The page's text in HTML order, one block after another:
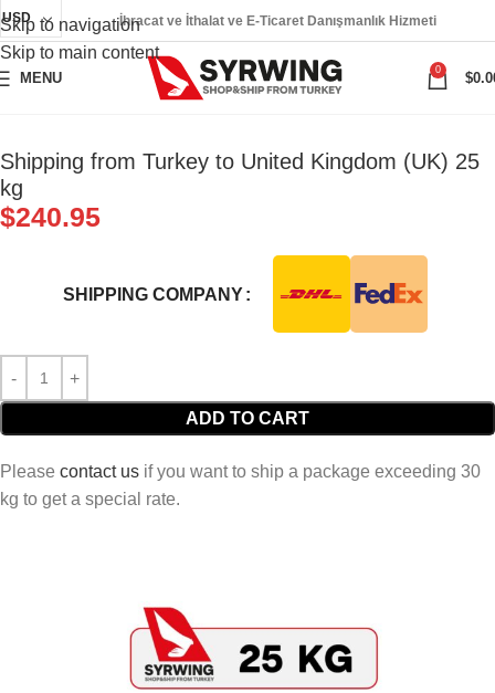
Skip to navigation
Skip to main content
USD İhracat ve İthalat ve E-Ticaret Danışmanlık Hizmeti
MENU
0
$
Shipping from Turkey to United Kingdom (UK) 25
kg
$240.95
SHIPPING COMPANY
ADD TO CART
Please contact us if you want to ship a package exceeding 30
kg to get a special rate.